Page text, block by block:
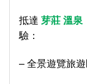
抵達 芽莊 溫泉
驗：
– 全景遊覽旅